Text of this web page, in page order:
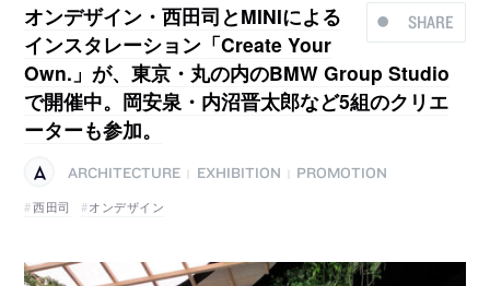
SHARE
オンデザイン・西田司とMINIによる
インスタレーション「Create Your
Own.」が、東京・丸の内のBMW Group Studio
で開催中。岡安泉・内沼晋太郎など5組のクリエ
ーターも参加。
ARCHITECTURE EXHIBITION
PROMOTION
西田司
オンデザイン